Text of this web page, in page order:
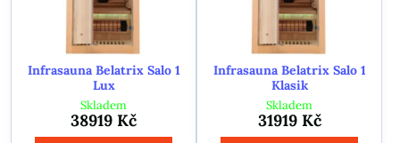
Infrasauna Belatrix Salo 1
Lux
Skladem
38919 Kč
Infrasauna Belatrix Salo 1
Klasik
Skladem
31919 Kč